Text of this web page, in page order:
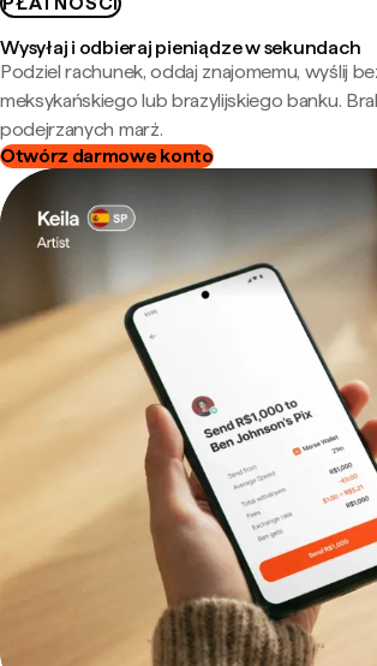
Wysyłaj i odbieraj pieniądze w sekundach
Podziel rachunek, oddaj znajomemu, wyślij
meksykańskiego lub brazylijskiego banku.
podejrzanych marż.
Otwórz darmowe konto